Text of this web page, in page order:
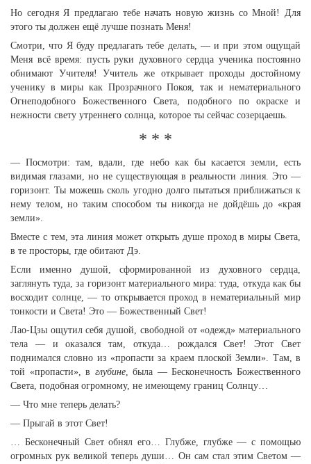
Но сегодня Я предлагаю тебе начать новую жизнь со Мной! Для
этого ты должен ещё лучше познать Меня!
Смотри, что Я буду предлагать тебе делать, — и при этом ощущай
Меня всё время: пусть руки духовного сердца ученика постоянно
обнимают Учителя! Учитель же открывает проходы достойному
ученику в миры как Прозрачного Покоя, так и нематериального
Огнеподобного Божественного Света, подобного по окраске и
нежности свету утреннего солнца, которое ты сейчас созерцаешь.
* * *
— Посмотри: там, вдали, где небо как бы касается земли, есть
видимая глазами, но не существующая в реальности линия. Это —
горизонт. Ты можешь сколь угодно долго пытаться приближаться к
нему телом, но таким способом ты никогда не дойдёшь до «края
земли».
Вместе с тем, эта линия может открыть душе проход в миры Света,
в те просторы, где обитают Дэ.
Если именно душой, сформированной из духовного сердца,
заглянуть туда, за горизонт материального мира: туда, откуда как бы
восходит солнце, — то открывается проход в нематериальный мир
тонкости и Света! Это — Божественный Свет!
Лао-Цзы ощутил себя душой, свободной от «одежд» материального
тела — и оказался там, откуда… рождался Свет! Этот Свет
поднимался словно из «пропасти за краем плоской Земли». Там, в
той «пропасти», в глубине, была — Бесконечность Божественного
Света, подобная огромному, не имеющему границ Солнцу…
— Что мне теперь делать?
— Прыгай в этот Свет!
… Бесконечный Свет обнял его… Глубже, глубже — с помощью
огромных рук великой теперь души… Он сам стал этим Светом —